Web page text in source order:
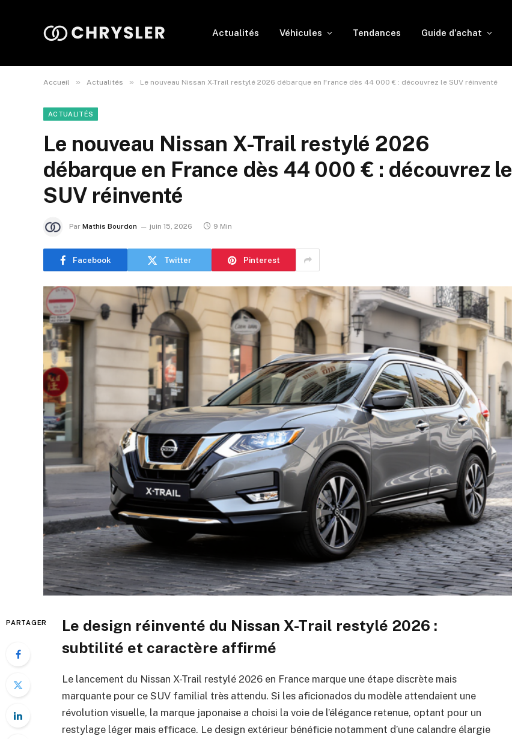
Actualités Véhicules Tendances Guide d’achat
Accueil » Actualités » Le nouveau Nissan X-Trail restylé 2026 débarque en France dès 44 000 € : découvrez le SUV réinventé
ACTUALITÉS
Le nouveau Nissan X-Trail restylé 2026
débarque en France dès 44 000 € : découvrez le
SUV réinventé
Par Mathis Bourdon juin 15, 2026 9 Min
Facebook Twitter Pinterest
PARTAGER
Le design réinventé du Nissan X-Trail restylé 2026 :
subtilité et caractère affirmé
Le lancement du Nissan X-Trail restylé 2026 en France marque une étape discrète mais
marquante pour ce SUV familial très attendu. Si les aficionados du modèle attendaient une
révolution visuelle, la marque japonaise a choisi la voie de l’élégance retenue, optant pour un
restylage léger mais efficace. Le design extérieur bénéficie notamment d’une calandre élargie